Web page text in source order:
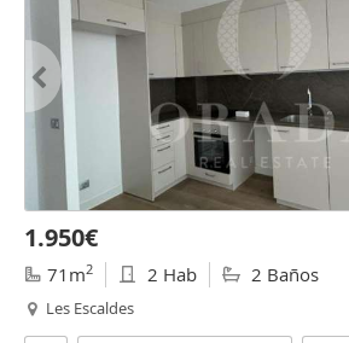
1.950€
71m2 2 Hab 2 Baños
Les Escaldes